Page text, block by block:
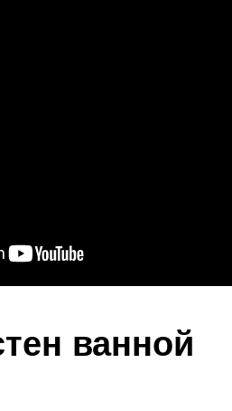
ванной